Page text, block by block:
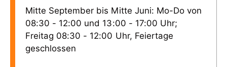
Mitte September bis Mitte Juni: Mo-Do von
08:30 - 12:00 und 13:00 - 17:00 Uhr;
Freitag 08:30 - 12:00 Uhr, Feiertage
geschlossen